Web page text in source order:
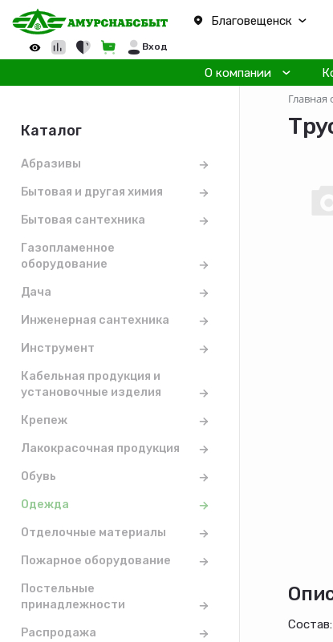
Благовещенск
Вход
О компании
Каталог
Абразивы
Бытовая и другая химия
Бытовая сантехника
Газопламенное
оборудование
Дача
Инженерная сантехника
Инструмент
Кабельная продукция и
установочные изделия
Крепеж
Лакокрасочная продукция
Обувь
Одежда
Отделочные материалы
Пожарное оборудование
Постельные
принадлежности
Распродажа
Главная